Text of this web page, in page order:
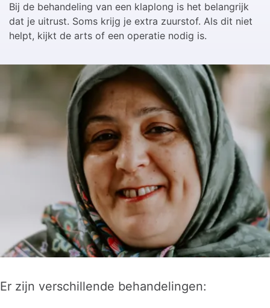
Bij de behandeling van een klaplong is het belangrijk
dat je uitrust. Soms krijg je extra zuurstof. Als dit niet
helpt, kijkt de arts of een operatie nodig is.
Er zijn verschillende behandelingen: